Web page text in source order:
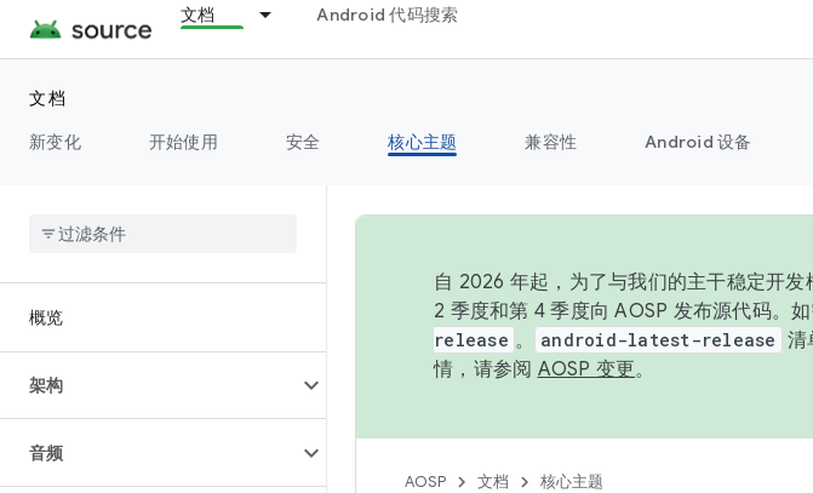
文档 Android 代码搜索
文档
新变化
开始使用 安全 核心主题 兼容性 Android 设备
概览
架构
音频
自 2026 年起，为了与我们的主干稳定开
2 季度和第 4 季度向 AOSP 发布源代码。
release 。 android-latest-release 清
情，请参阅 AOSP 变更。
AOSP 文档 核心主题